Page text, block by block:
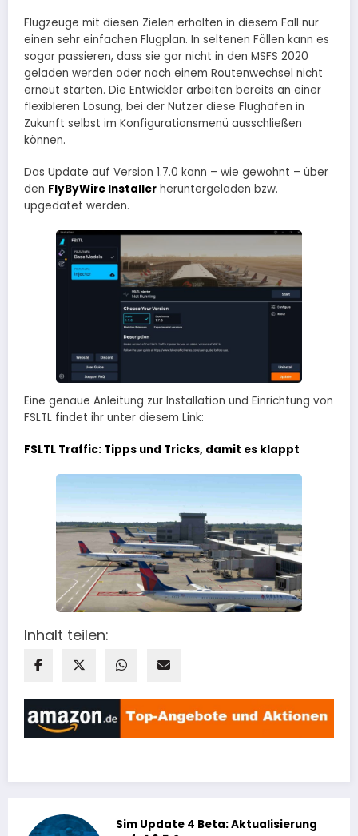
Flugzeuge mit diesen Zielen erhalten in diesem Fall nur
einen sehr einfachen Flugplan. In seltenen Fällen kann es
sogar passieren, dass sie gar nicht in den MSFS 2020
geladen werden oder nach einem Routenwechsel nicht
erneut starten. Die Entwickler arbeiten bereits an einer
flexibleren Lösung, bei der Nutzer diese Flughäfen in
Zukunft selbst im Konfigurationsmenü ausschließen
können.
Das Update auf Version 1.7.0 kann – wie gewohnt – über
den FlyByWire Installer heruntergeladen bzw.
upgedatet werden.
Eine genaue Anleitung zur Installation und Einrichtung von
FSLTL findet ihr unter diesem Link:
FSLTL Traffic: Tipps und Tricks, damit es klappt
Inhalt teilen:
Sim Update 4 Beta: Aktualisierung